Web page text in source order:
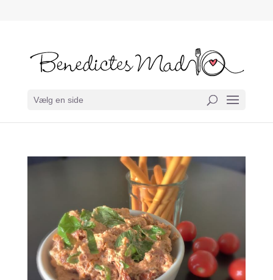
Vælg en side